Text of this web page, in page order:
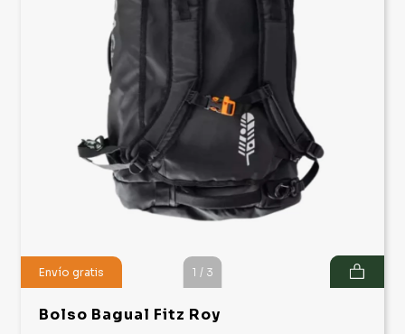
1 / 3
Envío gratis
Bolso Bagual Fitz Roy